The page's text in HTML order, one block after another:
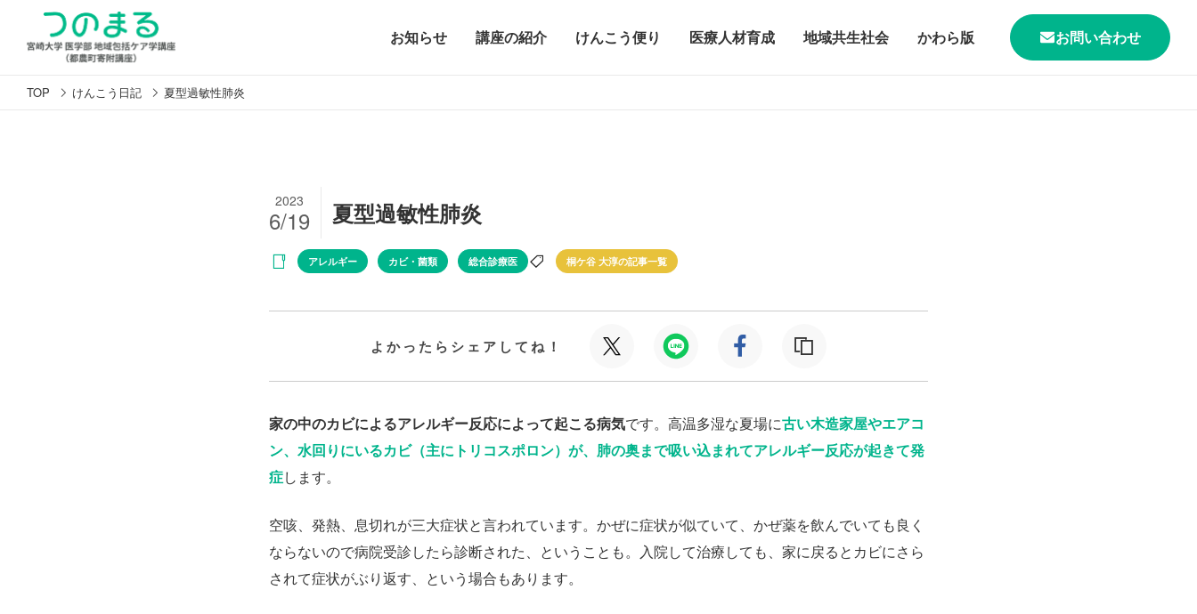
お知らせ 講座の紹介 けんこう便り 医療人材育成 地域共生社会 かわら版 お問い合わせ
TOP けんこう日記 夏型過敏性肺炎
夏型過敏性肺炎
2023
6/19
アレルギー カビ・菌類 総合診療医 桐ケ谷 大淳の記事一覧
よかったらシェアしてね！
家の中のカビによるアレルギー反応によって起こる病気です。高温多湿な夏場に古い木造家屋やエアコ
ン、水回りにいるカビ（主にトリコスポロン）が、肺の奥まで吸い込まれてアレルギー反応が起きて発
症します。
空咳、発熱、息切れが三大症状と言われています。かぜに症状が似ていて、かぜ薬を飲んでいても良く
ならないので病院受診したら診断された、ということも。入院して治療しても、家に戻るとカビにさら
されて症状がぶり返す、という場合もあります。